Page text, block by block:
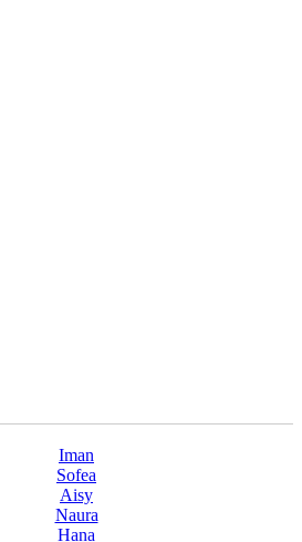
Iman
Sofea
Aisy
Naura
Hana